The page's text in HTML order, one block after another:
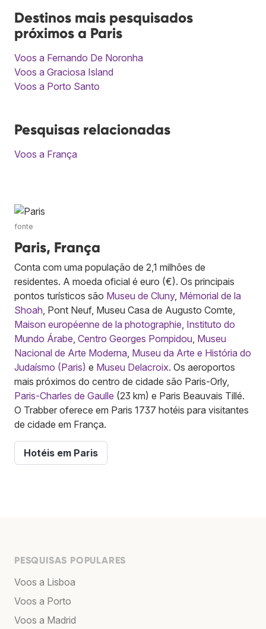
Destinos mais pesquisados
próximos a Paris
Voos a Fernando De Noronha
Voos a Graciosa Island
Voos a Porto Santo
Pesquisas relacionadas
Voos a França
fonte
Paris, França
Conta com uma população de 2,1 milhões de
residentes. A moeda oficial é euro (€). Os principais
pontos turísticos são Museu de Cluny, Mémorial de la
Shoah , Pont Neuf, Museu Casa de Augusto Comte,
Maison européenne de la photographie Instituto do
Mundo Árabe Centro Georges Pompidou Museu
Nacional de Arte Moderna Museu da Arte e História do
Judaísmo (Paris) e Museu Delacroix. Os aeroportos
mais próximos do centro de cidade são Paris-Orly,
Paris-Charles de Gaulle (23 km) e Paris Beauvais Tillé.
O Trabber oferece em Paris 1737 hotéis para visitantes
de cidade em França.
Hotéis em Paris
PESQUISAS POPULARES
Voos a Lisboa
Voos a Porto
Voos a Madrid